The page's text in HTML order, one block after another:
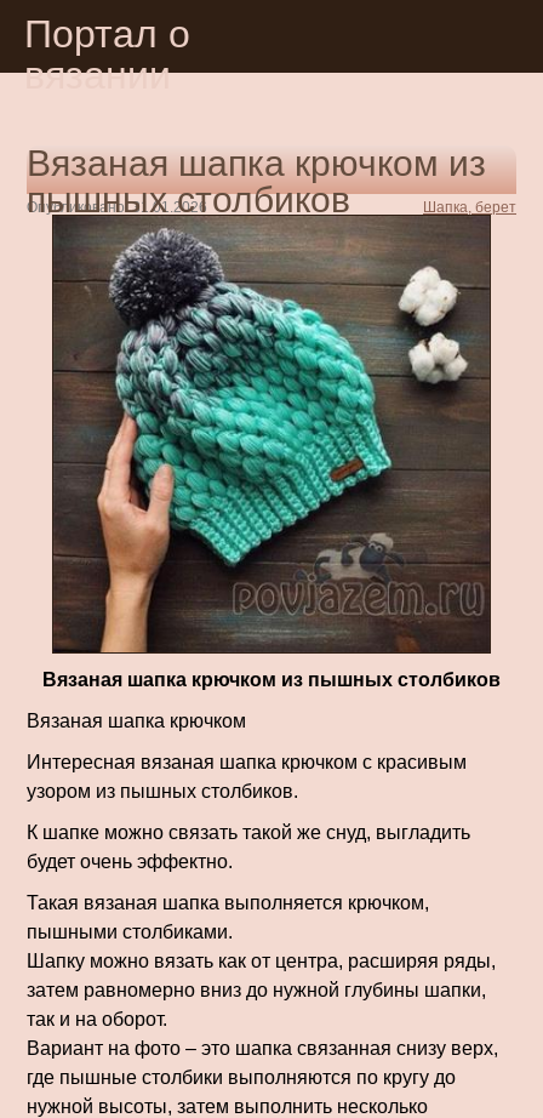
Портал о
вязании
Вязаная шапка крючком из
пышных столбиков
Опубликовано: 31.01.2026 Шапка, берет
Вязаная шапка крючком из пышных столбиков
Вязаная шапка крючком
Интересная вязаная шапка крючком с красивым
узором из пышных столбиков.
К шапке можно связать такой же снуд, выгладить
будет очень эффектно.
Такая вязаная шапка выполняется крючком,
пышными столбиками.
Шапку можно вязать как от центра, расширяя ряды,
затем равномерно вниз до нужной глубины шапки,
так и на оборот.
Вариант на фото – это шапка связанная снизу верх,
где пышные столбики выполняются по кругу до
нужной высоты, затем выполнить несколько